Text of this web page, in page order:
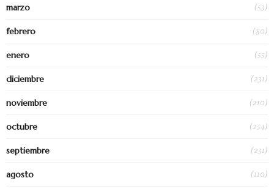
marzo (53)
febrero (80)
enero (55)
diciembre (231)
noviembre (210)
octubre (254)
septiembre (231)
agosto (110)